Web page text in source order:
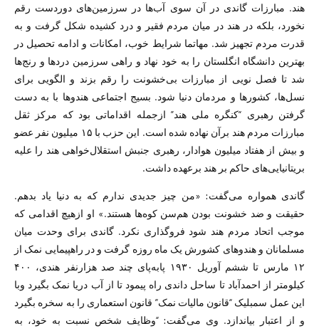
هند. مبارزات گاندی در آن سوی آب‌ها در سرزمین‌های دوردست رقم
نخورد، بلکه در هند در میان مردم فقیر و درد کشیده شکل گرفت و به
قدرت مردم تجهیز شد. مهاتما شرایط خوب، امکانات و ادامه تحصیل در
بهترین دانشگاه انگلستان را به خود نهاد و راهی سرزمین درد‌ها و رنج‌ها
شد تا فصل نویی از مبارزات بی‌خشونت را رقم بزند و الگویی برای
نسل‌ها، کشورها و مردمان دنیا شود. بسیج اجتماعی هندوها با به دست
گرفتن رهبری “کنگره ملی هند” ازجمله اقداماتی بود که مرکز ثقل
مبارزات مردم هند برآن نهاده شده است. این حزب با ۱۵ میلیون نفر عضو
و بیش از هفتاد میلیون هوادار، رهبری جنبش استقلال‌خواهی هند را علیه
بریتانیایی‌های حاکم بر هند برعهده داشت.
گاندی همواره می‌گفت: «من چیز جدیدی ندارم که به دنیا یاد بدهم.
حقیقت و ضد خشونت بودن هم‌سن کوه‌ها هستند.» او ازهیچ اقدامی که
موجب اتحاد مردم هند شود فروگذاری نکرد. گاندی برای وحدت میان
مسلمانان و هندوهای کشورش یک ماه روزه گرفت و در راهپیمایی نمک از
۱۲ مارس تا ششم آوریل ۱۹۳۰ پابه‌پای چند صد هزارنفر هندی، ۴۰۰
کیلومتر از احمدآباد تا ساحل داندی راه پیمود تا از آب دریا نمک بگیرد وبا
این عمل سمبلیک “قانون مالیات نمک” قانون استعماری را به سخره بگیرد
و از اعتبار بیاندازد. وی می‌گفت: “وظایف شخص نسبت به خود، به